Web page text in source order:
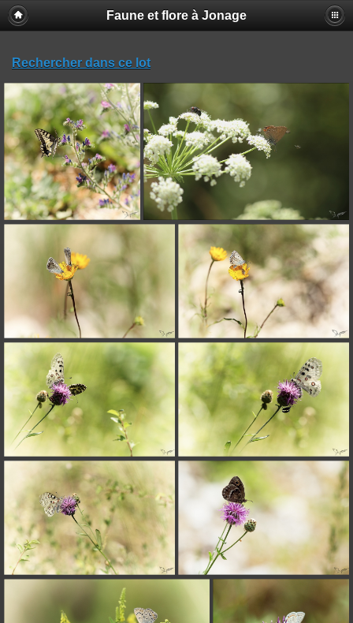
Faune et flore à Jonage
Rechercher dans ce lot